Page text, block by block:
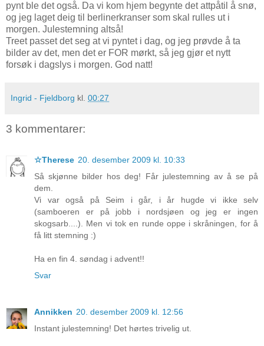
pynt ble det også. Da vi kom hjem begynte det attpåtil å snø,
og jeg laget deig til berlinerkranser som skal rulles ut i
morgen. Julestemning altså!
Treet passet det seg at vi pyntet i dag, og jeg prøvde å ta
bilder av det, men det er FOR mørkt, så jeg gjør et nytt
forsøk i dagslys i morgen. God natt!
Ingrid - Fjeldborg kl. 00:27
3 kommentarer:
☆Therese 20. desember 2009 kl. 10:33
Så skjønne bilder hos deg! Får julestemning av å se på
dem.
Vi var også på Seim i går, i år hugde vi ikke selv
(samboeren er på jobb i nordsjøen og jeg er ingen
skogsarb....). Men vi tok en runde oppe i skråningen, for å
få litt stemning :)
Ha en fin 4. søndag i advent!!
Svar
Annikken 20. desember 2009 kl. 12:56
Instant julestemning! Det hørtes trivelig ut.